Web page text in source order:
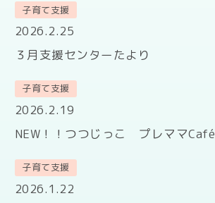
子育て支援
2026.2.25
３月支援センターたより
子育て支援
2026.2.19
NEW！！つつじっこ プレママCafé
子育て支援
2026.1.22